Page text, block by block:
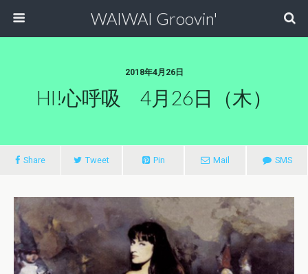
WAIWAI Groovin'
2018年4月26日
HI!心呼吸 4月26日（木）
Share Tweet Pin Mail SMS